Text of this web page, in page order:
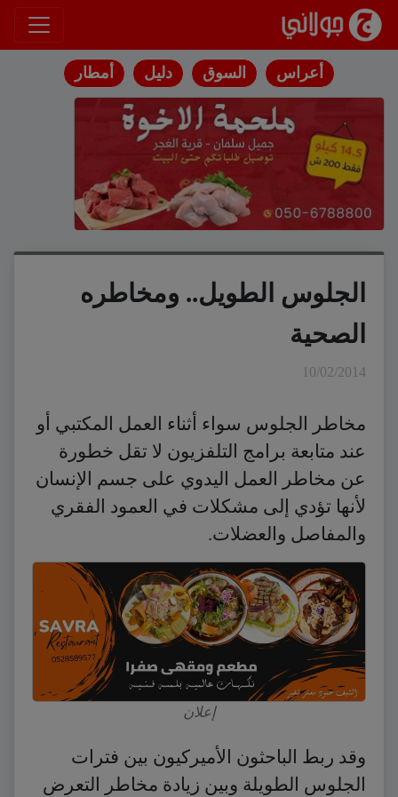
انتقل إلى المحتوى
أعراس السوق دليل أمطار
الجلوس الطويل.. ومخاطره
الصحية
10/02/2014
مخاطر الجلوس سواء أثناء العمل المكتبي أو
عند متابعة برامج التلفزيون لا تقل خطورة
عن مخاطر العمل اليدوي على جسم الإنسان
لأنها تؤدي إلى مشكلات في العمود الفقري
والمفاصل والعضلات.
إعلان
وقد ربط الباحثون الأميركيون بين فترات
الجلوس الطويلة وبين زيادة مخاطر التعرض